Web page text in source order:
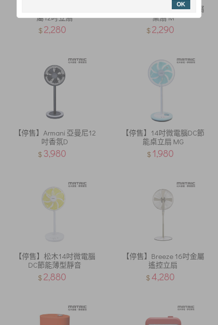
屬12吋立扇
$ 2,280
【停售】Breeze 10吋金屬
桌扇 M
$ 2,290
【停售】Armani 亞曼尼12
吋香氛D
$ 3,980
【停售】14吋微電腦DC節
能桌立扇 MG
$ 1,980
【停售】松木14吋微電腦
DC節能薄型靜音
$ 2,880
【停售】Breeze 16吋金屬
遙控立扇
$ 4,280
OK